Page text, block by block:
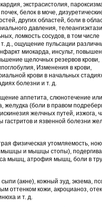
экстрасистолия,
белок в моче,
других областей, боли в
давления,
ломкость со­судов, в том числе
т. д., ощущение пульсации
миокарда, инсульт,
щелочных резервов крови,
Изменения в крови,
крови в начальных
болезни и т. д.
аппетита, слюнотечение или
желудка (боли в правом
желчных путей, изжога,
и язвенной болезни
физическая утомляемость,
и мышцы стопы),
мышц, атрофия мышц, боли в
(акне), кожный зуд, экзема,
оттен­ком кожи, акроцианоз,
и т. д.